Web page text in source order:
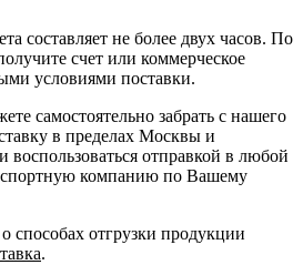
составляет не более двух часов. По
счет или коммерческое
условиями поставки.
самостоятельно забрать с нашего
в пределах Москвы и
воспользоваться отправкой в любой
компанию по Вашему
способах отгрузки продукции
.